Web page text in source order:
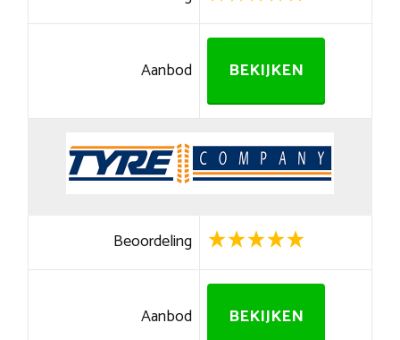
Aanbod BEKIJKEN
Beoordeling
Aanbod BEKIJKEN